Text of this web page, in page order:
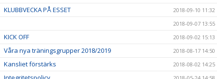
KLUBBVECKA PÅ ESSET
2018-09-10 11:32
2018-09-07 13:55
KICK OFF 2018-09-02 15:13
Våra nya träningsgrupper 2018/2019 2018-08-17 14:50
Kansliet förstärks 2018-08-02 14:25